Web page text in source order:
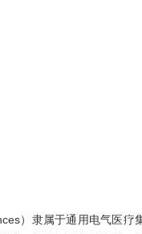
）隶属于通用电气医